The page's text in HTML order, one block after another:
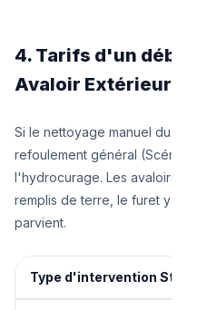
4. Tarifs d'un
Avaloir Extérieur à
Si le nettoyage manuel du bac
refoulement général (Scénario
l'hydrocurage. Les avaloirs de
remplis de terre, le furet y est
parvient.
Type d'intervention